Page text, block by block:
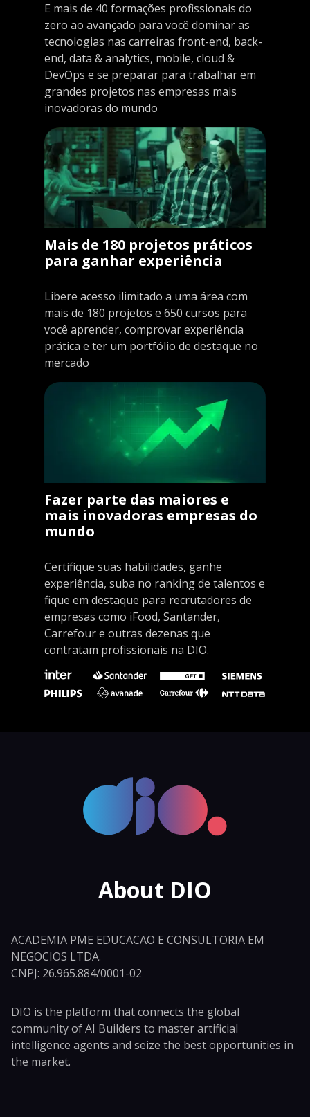
E mais de 40 formações profissionais do
zero ao avançado para você dominar as
tecnologias nas carreiras front-end, back-
end, data & analytics, mobile, cloud &
DevOps e se preparar para trabalhar em
grandes projetos nas empresas mais
inovadoras do mundo
Mais de 180 projetos práticos
para ganhar experiência
Libere acesso ilimitado a uma área com
mais de 180 projetos e 650 cursos para
você aprender, comprovar experiência
prática e ter um portfólio de destaque no
mercado
Fazer parte das maiores e
mais inovadoras empresas do
mundo
Certifique suas habilidades, ganhe
experiência, suba no ranking de talentos e
fique em destaque para recrutadores de
empresas como iFood, Santander,
Carrefour e outras dezenas que
contratam profissionais na DIO.
About DIO
ACADEMIA PME EDUCACAO E CONSULTORIA EM
NEGOCIOS LTDA.
CNPJ: 26.965.884/0001-02
DIO is the platform that connects the global
community of AI Builders to master artificial
intelligence agents and seize the best opportunities in
the market.